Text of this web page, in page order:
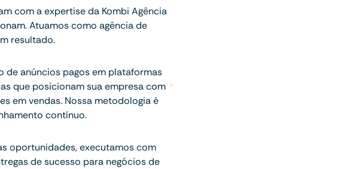
com a expertise da Kombi Agência
Atuamos como agência de
resultado.
de anúncios pagos em plataformas
que posicionam sua empresa com
em vendas. Nossa metodologia é
contínuo.
oportunidades, executamos com
de sucesso para negócios de